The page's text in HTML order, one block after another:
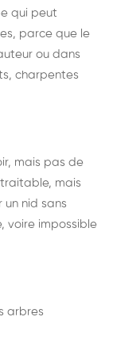
qui peut
parce que le
ou dans
charpentes
mais pas de
mais
nid sans
voire impossible
arbres